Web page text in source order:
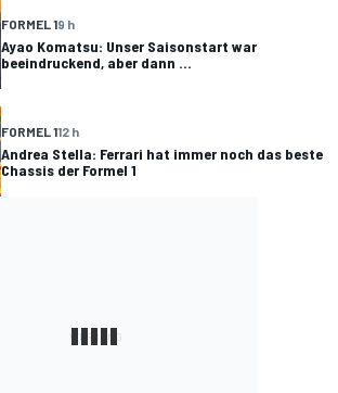
FORMEL 19 h
Ayao Komatsu: Unser Saisonstart war
beeindruckend, aber dann ...
FORMEL 112 h
Andrea Stella: Ferrari hat immer noch das beste
Chassis der Formel 1